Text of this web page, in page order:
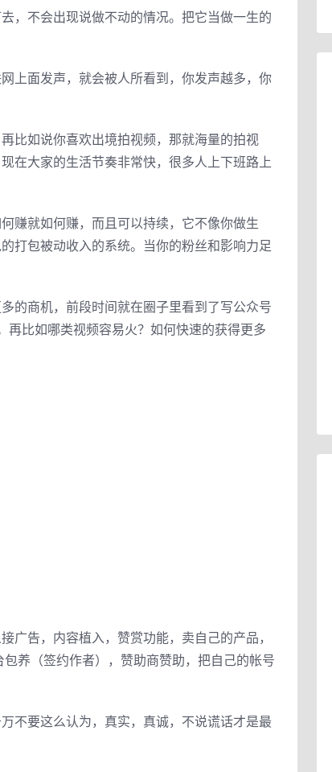
，不会出现说做不动的情况。把它当做一生的
上面发声，就会被人所看到，你发声越多，你
比如说你喜欢出境拍视频，那就海量的拍视
在大家的生活节奏非常快，很多人上下班路上
赚就如何赚，而且可以持续，它不像你做生
打包被动收入的系统。当你的粉丝和影响力足
的商机，前段时间就在圈子里看到了写公众号
比如哪类视频容易火？如何快速的获得更多
广告，内容植入，赞赏功能，卖自己的产品，
养（签约作者），赞助商赞助，把自己的帐号
不要这么认为，真实，真诚，不说谎话才是最